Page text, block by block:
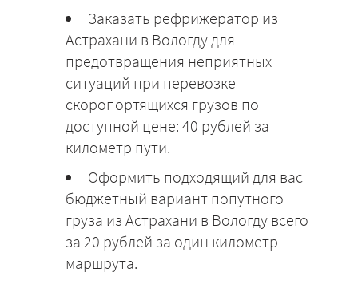
Заказать рефрижератор из
Астрахани в Вологду для
предотвращения неприятных
ситуаций при перевозке
скоропортящихся грузов по
доступной цене: 40 рублей за
километр пути.
Оформить подходящий для вас
бюджетный вариант попутного
груза из Астрахани в Вологду всего
за 20 рублей за один километр
маршрута.